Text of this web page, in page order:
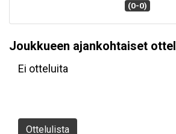
(0-0)
Joukkueen ajankohtaiset
Ei otteluita
Ottelulista